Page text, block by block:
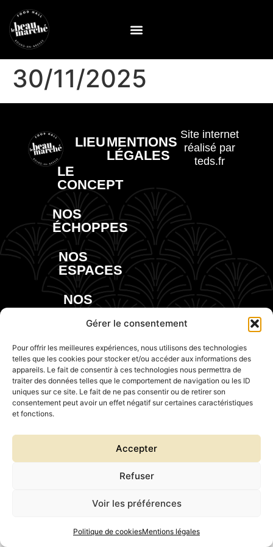
Gérer le consentement
Pour offrir les meilleures expériences, nous utilisons des technologies
telles que les cookies pour stocker et/ou accéder aux informations des
appareils. Le fait de consentir à ces technologies nous permettra de
traiter des données telles que le comportement de navigation ou les ID
uniques sur ce site. Le fait de ne pas consentir ou de retirer son
consentement peut avoir un effet négatif sur certaines caractéristiques
et fonctions.
Accepter
Refuser
Voir les préférences
Politique de cookiesMentions légales
30/11/2025
LIEU
LE
CONCEPT
NOS
ÉCHOPPES
NOS
ESPACES
NOS
EVENTS
MENTIONS
LÉGALES
Site internet
réalisé par
teds.fr